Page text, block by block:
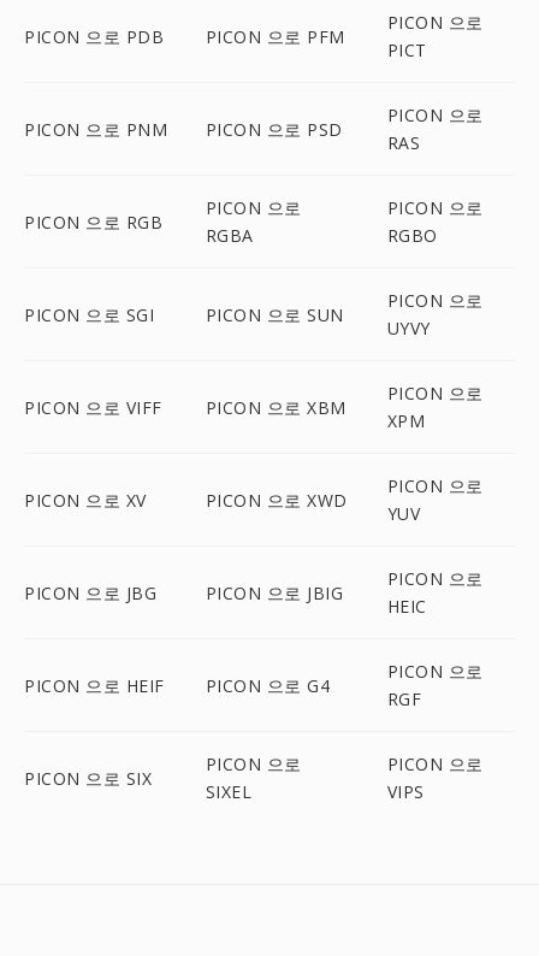
PICON 으로 PDB PICON 으로 PFM
PICON 으로
PICT
PICON 으로 PNM PICON 으로 PSD
PICON 으로
RAS
PICON 으로 RGB
PICON 으로
RGBA
PICON 으로
RGBO
PICON 으로 SGI PICON 으로 SUN
PICON 으로
UYVY
PICON 으로 VIFF PICON 으로 XBM
PICON 으로
XPM
PICON 으로 XV PICON 으로 XWD
PICON 으로
YUV
PICON 으로 JBG PICON 으로 JBIG
PICON 으로
HEIC
PICON 으로 HEIF PICON 으로 G4
PICON 으로
RGF
PICON 으로 SIX
PICON 으로
SIXEL
PICON 으로
VIPS